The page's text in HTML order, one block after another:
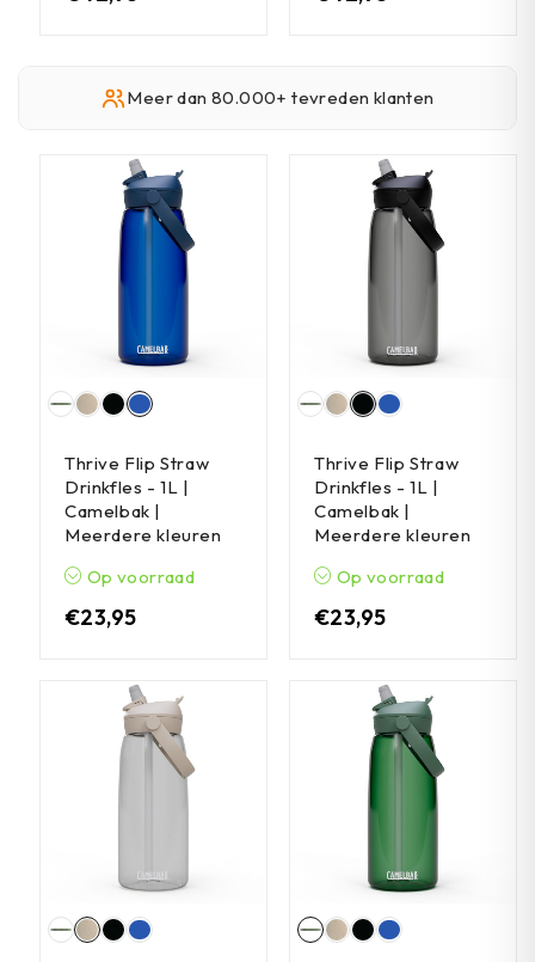
Meer dan 80.000+ tevreden klanten
Thrive Flip Straw
Drinkfles - 1L |
Camelbak |
Meerdere kleuren
Op voorraad
€23,95
Thrive Flip Straw
Drinkfles - 1L |
Camelbak |
Meerdere kleuren
Op voorraad
€23,95